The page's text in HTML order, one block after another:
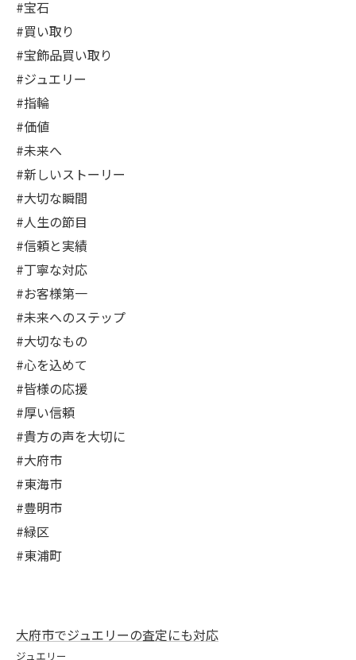
#宝石
#買い取り
#宝飾品買い取り
#ジュエリー
#指輪
#価値
#未来へ
#新しいストーリー
#大切な瞬間
#人生の節目
#信頼と実績
#丁寧な対応
#お客様第一
#未来へのステップ
#大切なもの
#心を込めて
#皆様の応援
#厚い信頼
#貴方の声を大切に
#大府市
#東海市
#豊明市
#緑区
#東浦町
大府市でジュエリーの査定にも対応
ジュエリー